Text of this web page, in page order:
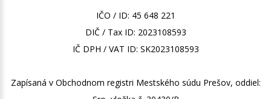
IČO / ID: 45 648 221
DIČ / Tax ID: 2023108593
IČ DPH / VAT ID: SK2023108593
Zapísaná v Obchodnom registri Mestského súdu Prešov, oddiel: